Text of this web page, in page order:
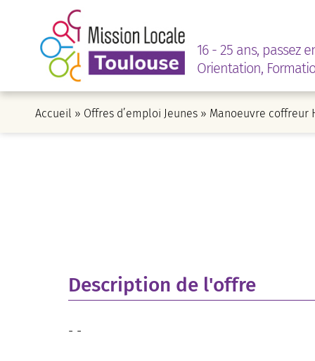
16 - 25 ans, passez
Orientation,
Accueil » Offres d’emploi Jeunes » Manoeuvre coffreur
Description de l'offre
- -